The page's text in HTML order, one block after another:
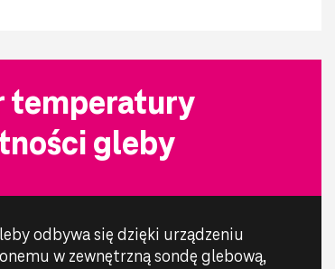
temperatury
gleby
odbywa się dzięki urządzeniu
w zewnętrzną sondę glebową,